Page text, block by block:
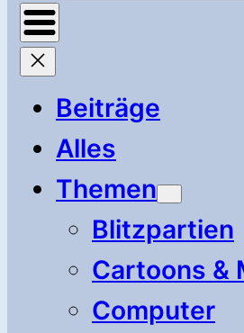
Beiträge
Alles
Themen
Blitzpartien
Cartoons &
Computer